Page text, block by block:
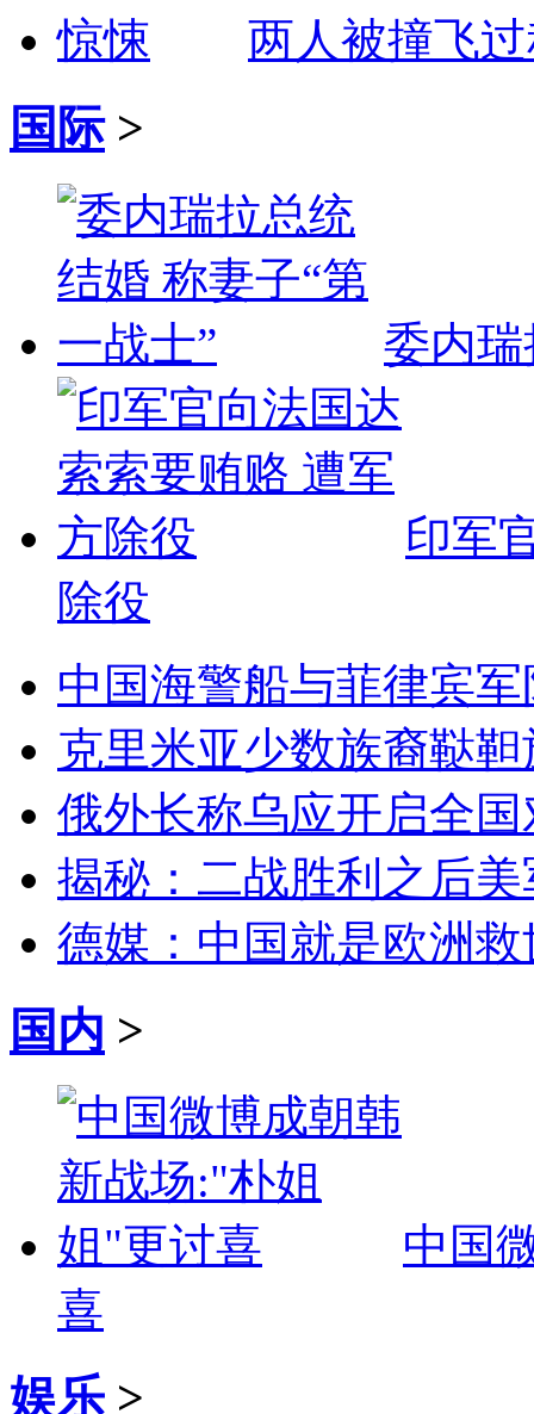
两人被撞飞
国际>
委内瑞
印军
除役
中国海警船与菲律宾
克里米亚少数族裔鞑
俄外长称乌应开启全
揭秘：二战胜利之后
德媒：中国就是欧洲
国内 >
中国
喜
娱乐 >